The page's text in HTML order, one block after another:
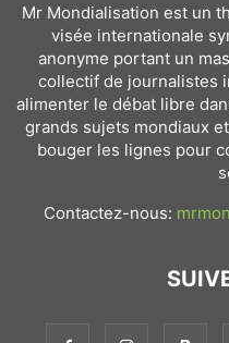
Mr Mondialisation est un
visée internationale
anonyme portant un
collectif de journalistes
alimenter le débat libre
grands sujets mondiaux
bouger les lignes pour
Contactez-nous: